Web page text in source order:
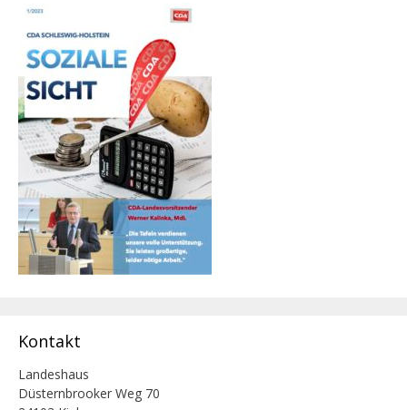
Kontakt
Landeshaus
Düsternbrooker Weg 70